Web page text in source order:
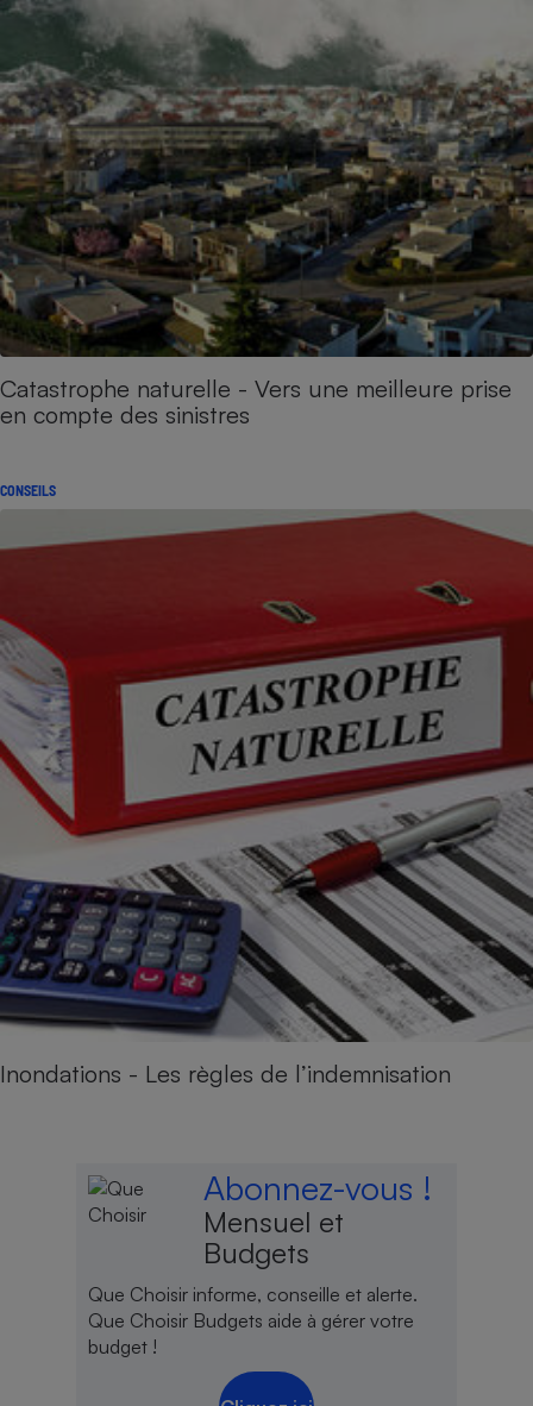
Catastrophe naturelle - Vers une meilleure prise
en compte des sinistres
CONSEILS
Inondations - Les règles de l’indemnisation
Abonnez-vous !
Mensuel et
Budgets
Que Choisir informe, conseille et alerte.
Que Choisir Budgets aide à gérer votre
budget !